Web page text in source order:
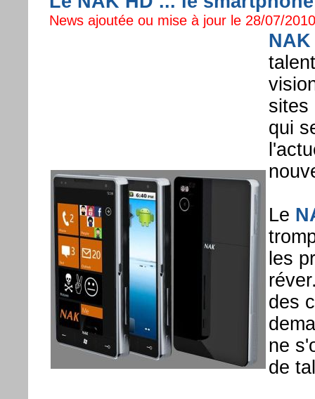
News ajoutée ou mise à jour le 28/07/
sites
qui
Le
les
des
ne
de